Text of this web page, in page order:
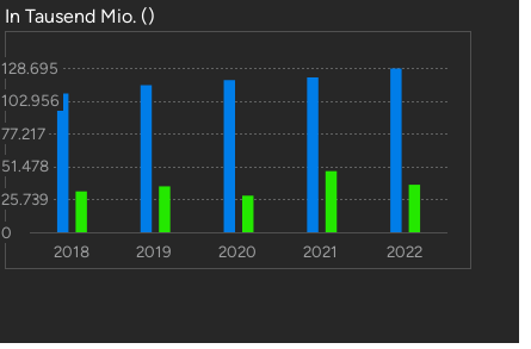
In Tausend Mio. ()
2018 2019 2020 2021 2022
128.695
102.956
77.217
51.478
25.739
0